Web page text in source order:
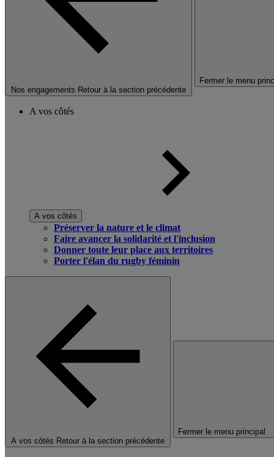
Nos engagements Retour à la section précédente
Fermer le menu
A vos côtés
A vos côtés
Préserver la nature et le climat
Faire avancer la solidarité et l'inclusion
Donner toute leur place aux territoires
Porter l'élan du rugby féminin
A vos côtés Retour à la section précédente
Fermer le menu principal